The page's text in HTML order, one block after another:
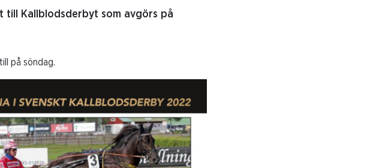
till Kallblodsderbyt som avgörs på
på söndag.